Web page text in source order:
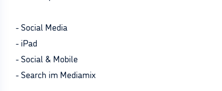
- Social Media
- iPad
- Social & Mobile
- Search im Mediamix